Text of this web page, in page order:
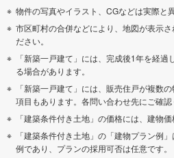
物件の写真やイラスト、CGなどは実際と
市区町村の合併などにより、地図が表示
ださい。
「新築一戸建て」には、完成後1年を経
る場合があります。
「新築一戸建て」には、販売住戸が複数
項目もあります。各問い合わせ先にご確認
「建築条件付き土地」の価格には、建物価
「建築条件付き土地」の「建物プラン例
例であり、プランの採用可否は任意です。